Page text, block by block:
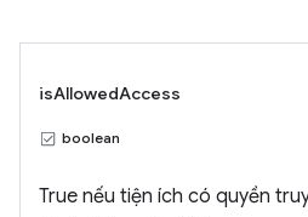
isAllowedAccess
boolean
True nếu tiện ích có quyền